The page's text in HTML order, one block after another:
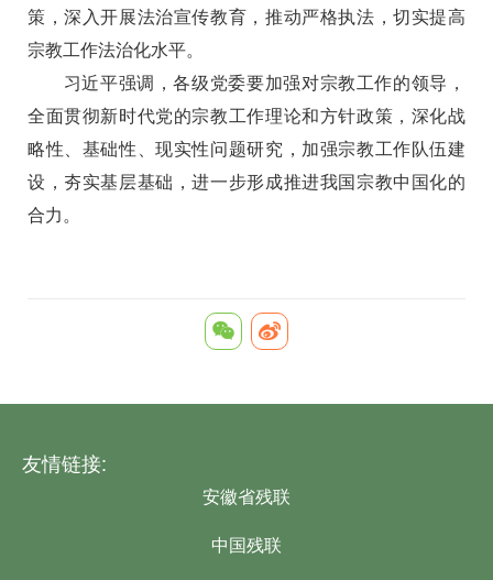
策，深入开展法治宣传教育，推动严格执法，切实提高
宗教工作法治化水平。
习近平强调，各级党委要加强对宗教工作的领导，
全面贯彻新时代党的宗教工作理论和方针政策，深化战
略性、基础性、现实性问题研究，加强宗教工作队伍建
设，夯实基层基础，进一步形成推进我国宗教中国化的
合力。
友情链接:
安徽省残联
中国残联